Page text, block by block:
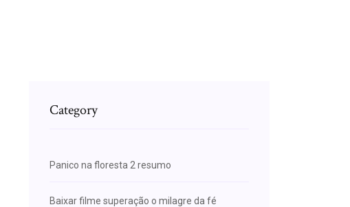
Category
Panico na floresta 2 resumo
Baixar filme superação o milagre da fé